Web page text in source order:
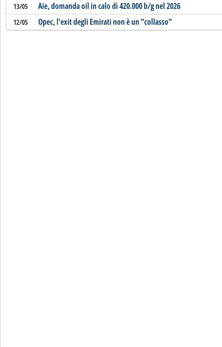
13/05 Aie, domanda oil in calo di 420.000 b/g nel 2026
12/05 Opec, l'exit degli Emirati non è un "collasso"